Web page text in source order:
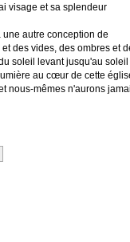
visage et sa splendeur
autre conception de
des vides, des ombres et
soleil levant jusqu'au soleil
au cœur de cette
nous-mêmes n'aurons